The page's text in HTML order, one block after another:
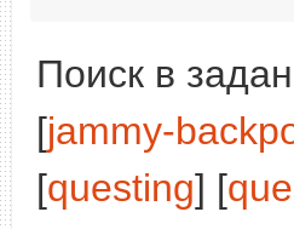
Поиск в
[jammy-
[questing] [